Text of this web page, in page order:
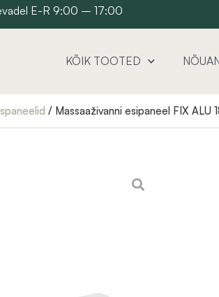
E-R 9:00 – 17:00
KÕIK TOOTED
/ Massaaživanni esipaneel FIX ALU